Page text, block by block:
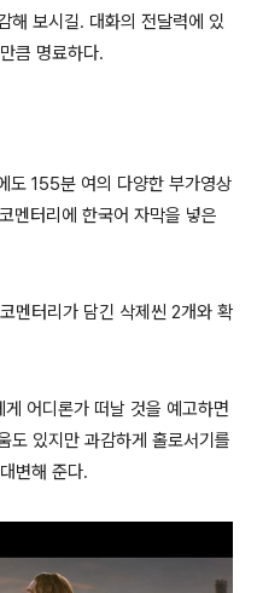
해 보시길. 대화의 전달력에 있
큼 명료하다.
도 155분 여의 다양한 부가영상
멘터리에 한국어 자막을 넣은
멘터리가 담긴 삭제씬 2개와 확
어디론가 떠날 것을 예고하면
있지만 과감하게 홀로서기를
변해 준다.